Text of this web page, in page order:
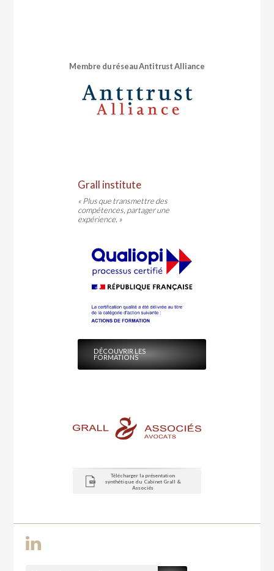
Membre du réseau Antitrust Alliance
Grall institute
« Plus que transmettre des
compétences, partager une
expérience. »
DÉCOUVRIR LES
FORMATIONS
Télécharger la présentation
synthétique du Cabinet Grall &
Associés